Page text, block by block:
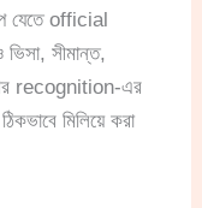
যেতে official
সীমান্ত,
recognition-এর
মিলিয়ে করা